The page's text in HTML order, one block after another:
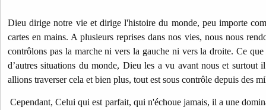
Dieu dirige notre vie et dirige l'histoire du monde, peu importe
cartes en mains. A plusieurs reprises dans nos vies, nous nous
contrôlons pas la marche ni vers la gauche ni vers la droite. Ce
d’autres situations du monde, Dieu les a vu avant nous et surtout
allions traverser cela et bien plus, tout est sous contrôle depuis des
Cependant, Celui qui est parfait, qui n'échoue jamais, il a une